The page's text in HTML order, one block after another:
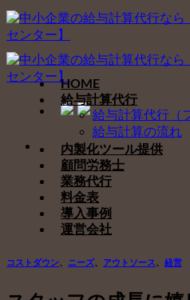
Skip
to
content
HOME
給与計算代行
給与計算代行（
給与計算の流れ
内製化ツール提供
顧問労務士
業務代行
料金表
導入事例
運営会社
コストダウン ニーズ、 アウトソース 経営